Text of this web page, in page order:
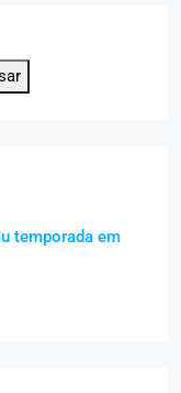
temporada em